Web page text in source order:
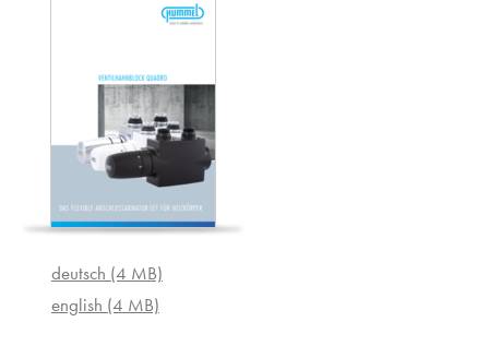
deutsch (4 MB)
english (4 MB)